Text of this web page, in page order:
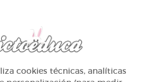
cookies técnicas, analíticas